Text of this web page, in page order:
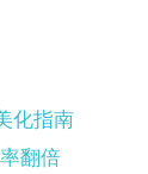
化指南
翻倍